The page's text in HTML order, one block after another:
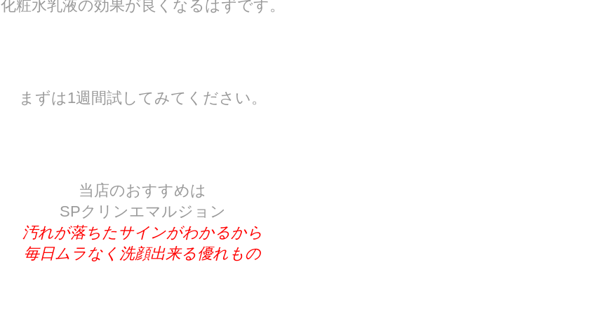
化粧水乳液の効果が良くなるはずです。
まずは1週間試してみてください。
当店のおすすめは
SPクリンエマルジョン
汚れが落ちたサインがわかるから
毎日ムラなく洗顔出来る優れもの